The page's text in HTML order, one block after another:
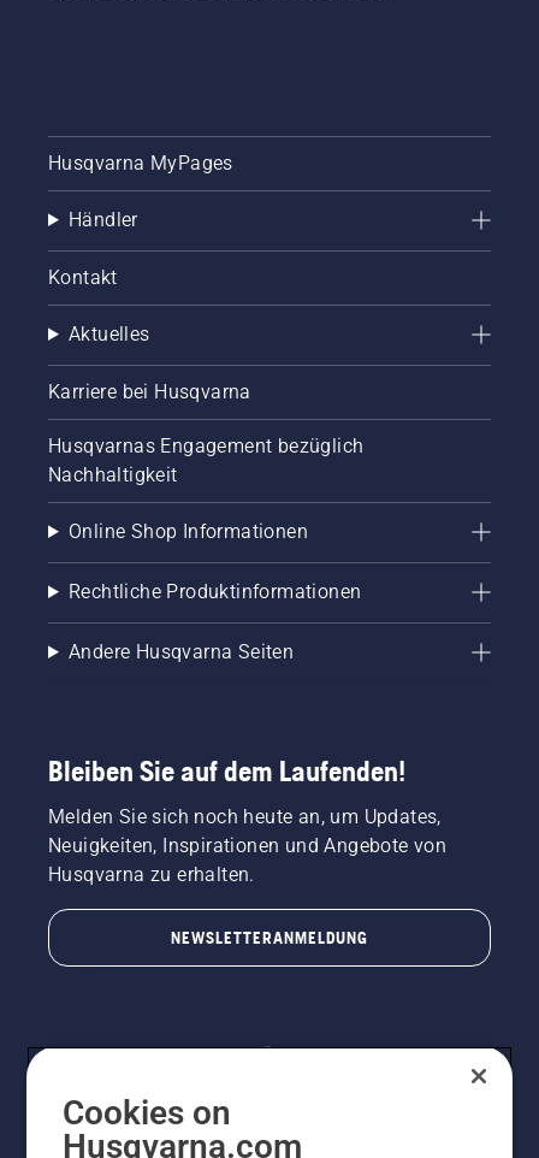
Husqvarna MyPages
Händler
Kontakt
Aktuelles
Karriere bei Husqvarna
Husqvarnas Engagement bezüglich
Nachhaltigkeit
Online Shop Informationen
Rechtliche Produktinformationen
Andere Husqvarna Seiten
Bleiben Sie auf dem Laufenden!
Melden Sie sich noch heute an, um Updates,
Neuigkeiten, Inspirationen und Angebote von
Husqvarna zu erhalten.
NEWSLETTERANMELDUNG
Cookies on
Husqvarna.com